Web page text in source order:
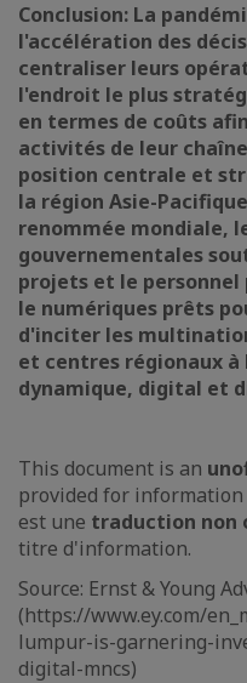
Conclusion: La
l'accélération des
centraliser leurs
l'endroit le plus
en termes de coûts
activités de leur
position centrale et
la région Asie-
renommée mondiale,
gouvernementales
projets et le
le numériques prêts
d'inciter les
et centres régionaux
dynamique, digital et
This document is an
provided for information
est une traduction non
titre d'information.
Source: Ernst & Young
(https://www.ey.com/
lumpur-is-garnering-
digital-mncs)